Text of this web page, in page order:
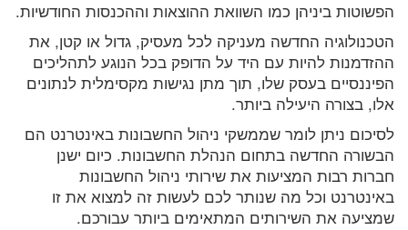
הפשוטות ביניהן כמו השוואת ההוצאות וההכנסות החודשיות.
הטכנולוגיה החדשה מעניקה לכל מעסיק, גדול או קטן, את
ההזדמנות להיות עם היד על הדופק בכל הנוגע לתהליכים
הפיננסיים בעסק שלו, תוך מתן נגישות מקסימלית לנתונים
אלו, בצורה היעילה ביותר.
לסיכום ניתן לומר שממשקי ניהול החשבונות באינטרנט הם
הבשורה החדשה בתחום הנהלת החשבונות. כיום ישנן
חברות רבות המציעות את שירותי ניהול החשבונות
באינטרנט וכל מה שנותר לכם לעשות זה למצוא את זו
שמציעה את השירותים המתאימים ביותר עבורכם.